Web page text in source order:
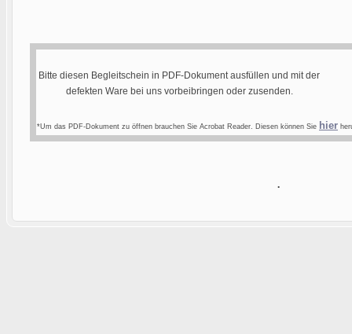
Bitte diesen Begleitschein in PDF-Dokument ausfüllen und mit der
defekten Ware bei uns vorbeibringen oder zusenden.
*Um das PDF-Dokument zu öffnen brauchen Sie Acrobat Reader. Diesen können Sie hier
.